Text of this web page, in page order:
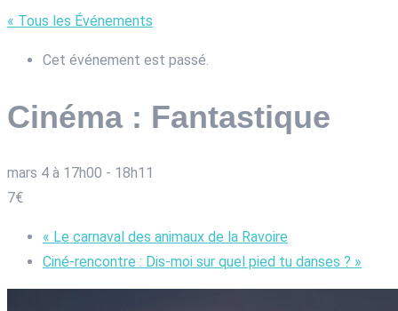
« Tous les Événements
Cet événement est passé.
Cinéma : Fantastique
mars 4 à 17h00 - 18h11
7€
« Le carnaval des animaux de la Ravoire
Ciné-rencontre : Dis-moi sur quel pied tu danses ? »